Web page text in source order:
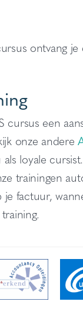
ontvang
cursus een
onze andere
loyale
trainingen
je factuur,